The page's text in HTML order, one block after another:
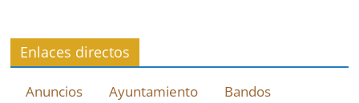
Enlaces directos
Anuncios Ayuntamiento
Bandos